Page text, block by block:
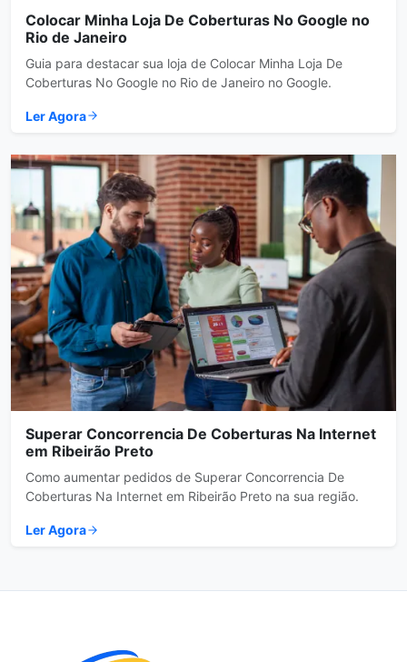
Colocar Minha Loja De Coberturas No Google no
Rio de Janeiro
Guia para destacar sua loja de Colocar Minha Loja De
Coberturas No Google no Rio de Janeiro no Google.
Ler Agora
Superar Concorrencia De Coberturas Na Internet
em Ribeirão Preto
Como aumentar pedidos de Superar Concorrencia De
Coberturas Na Internet em Ribeirão Preto na sua região.
Ler Agora